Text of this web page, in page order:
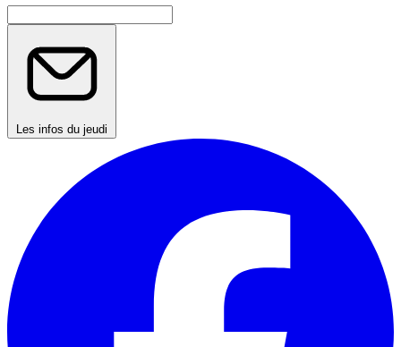
Les infos du jeudi